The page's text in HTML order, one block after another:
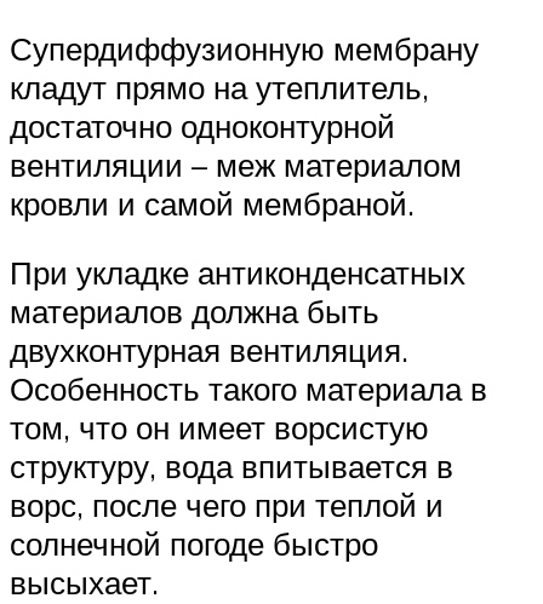
Супердиффузионную мембрану
кладут прямо на утеплитель,
достаточно одноконтурной
вентиляции – меж материалом
кровли и самой мембраной.
При укладке антиконденсатных
материалов должна быть
двухконтурная вентиляция.
Особенность такого материала в
том, что он имеет ворсистую
структуру, вода впитывается в
ворс, после чего при теплой и
солнечной погоде быстро
высыхает.